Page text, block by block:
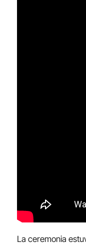
La ceremonia